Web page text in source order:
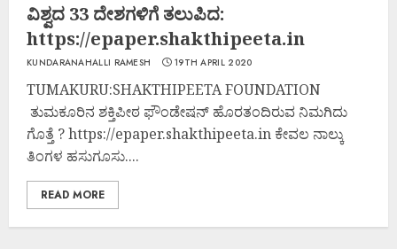
ವಿಶ್ವದ 33 ದೇಶಗಳಿಗೆ ತಲುಪಿದ:
https://epaper.shakthipeeta.in
KUNDARANAHALLI RAMESH 19TH APRIL 2020
TUMAKURU:SHAKTHIPEETA FOUNDATION
ತುಮಕೂರಿನ ಶಕ್ತಿಪೀಠ ಫೌಂಡೇಷನ್ ಹೊರತಂದಿರುವ ನಿಮಗಿದು
ಗೊತ್ತೆ ? https://epaper.shakthipeeta.in ಕೇವಲ ನಾಲ್ಕು
ತಿಂಗಳ ಹಸುಗೂಸು....
READ MORE